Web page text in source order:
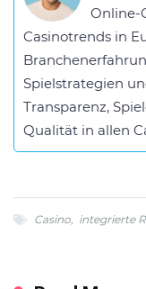
Online-
Casinotrends in
Spielstrategien
Transparenz,
Qualität in allen
Casino, integrierte